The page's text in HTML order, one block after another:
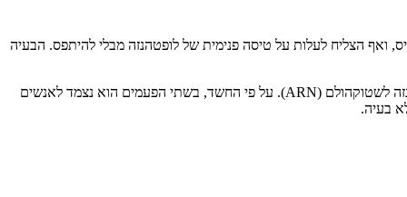
את כל מעגלי האבטחה בטרמינל 2 של נמל התעופה של מינכן ללא כרטיס, ואף הצליח לעלות על טיסה פנימית של לופטהנזה מבלי להיתפס. הבעיה
למחרת, לפני יומיים, הוא עשה בדיוק את אותו הדבר: הנוסע הצליח לעבור דרך האבטחה ללא כרטיס עלייה למטוס, והתגנב לטיסה LH2418 של לופטהנזה לשטוקהולם (ARN). על פי החשד, בשתי הפעמים הוא נצמד לאנשים
בעיה.